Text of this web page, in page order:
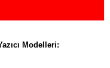
Modelleri: